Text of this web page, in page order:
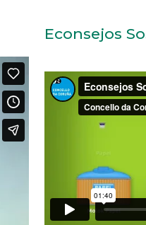
Econsejos